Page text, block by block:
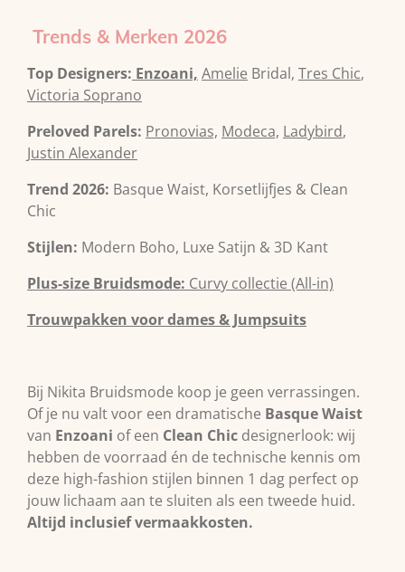
Trends & Merken 2026
Top Designers: Enzoani, Amelie Bridal, Tres Chic,
Victoria Soprano
Preloved Parels: Pronovias, Modeca, Ladybird,
Justin Alexander
Trend 2026: Basque Waist, Korsetlijfjes & Clean
Chic
Stijlen: Modern Boho, Luxe Satijn & 3D Kant
Plus-size Bruidsmode: Curvy collectie (All-in)
Trouwpakken voor dames & Jumpsuits
Bij Nikita Bruidsmode koop je geen verrassingen.
Of je nu valt voor een dramatische Basque Waist
van Enzoani of een Clean Chic designerlook: wij
hebben de voorraad én de technische kennis om
deze high-fashion stijlen binnen 1 dag perfect op
jouw lichaam aan te sluiten als een tweede huid.
Altijd inclusief vermaakkosten.